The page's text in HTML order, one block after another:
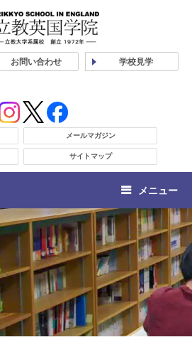
お問い合わせ 学校見学
メールマガジン
サイトマップ
メニュー